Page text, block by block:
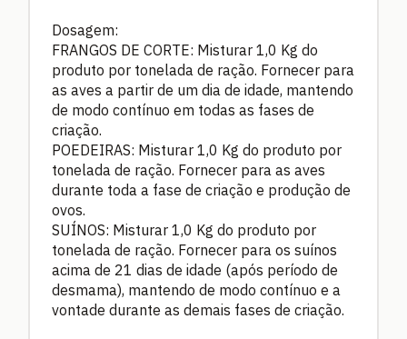
Dosagem:
FRANGOS DE CORTE: Misturar 1,0 Kg do
produto por tonelada de ração. Fornecer para
as aves a partir de um dia de idade, mantendo
de modo contínuo em todas as fases de
criação.
POEDEIRAS: Misturar 1,0 Kg do produto por
tonelada de ração. Fornecer para as aves
durante toda a fase de criação e produção de
ovos.
SUÍNOS: Misturar 1,0 Kg do produto por
tonelada de ração. Fornecer para os suínos
acima de 21 dias de idade (após período de
desmama), mantendo de modo contínuo e a
vontade durante as demais fases de criação.